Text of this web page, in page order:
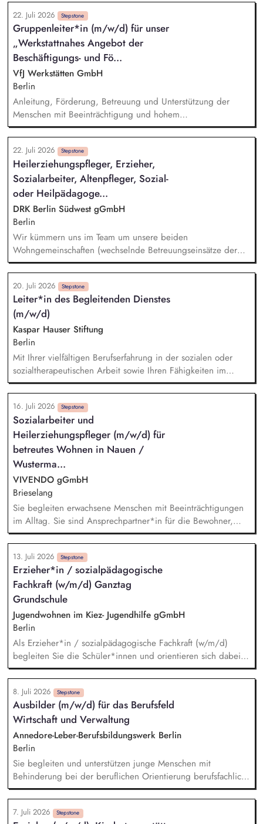
Unterstützten Beschäftigung nach § 55 SGB IX, Vermittlung
von Schlüsselqualifikationen und von berufsübergreifenden
Lerninhalten sowie die Weiterentwicklung der Persönlichkeit,
Bewerbungsmanagement, Akquise von Ausbildungs- bzw.
Arbeitsplätzen, administrative Tätigkeiten, Kontakt zu den
Auftraggebern
22. Juli 2026 Stepstone
Gruppenleiter*in (m/w/d) für unser
„Werkstattnahes Angebot der
Beschäftigungs- und Fö...
VfJ Werkstätten GmbH
Berlin
Anleitung, Förderung, Betreuung und Unterstützung der
Menschen mit Beeinträchtigung und hohem
Unterstützungsbedarf – in Gruppen und individuell
Dialogische Entwicklung individueller Förderpläne
Unterstützende Begleitung von individuellen
Entwicklungsschritten und Gruppenprozessen Pflegerische
Assistenz entsprechend des Bedarfs Dokumentation der
Betreuungstätigkeiten und der Entwicklung der
Teilnehmer*innen
22. Juli 2026 Stepstone
Heilerziehungspfleger, Erzieher,
Sozialarbeiter, Altenpfleger, Sozial-
oder Heilpädagoge...
DRK Berlin Südwest gGmbH
Berlin
Wir kümmern uns im Team um unsere beiden
Wohngemeinschaften (wechselnde Betreuungseinsätze der
Mitarbeitenden in den Gemeinschaften). Wir geben
Orientierung im Alltag und gestalten gemeinsam mit den
Bewohnerinnen und Bewohnern ein Umfeld, das Teilhabe und
Wohlbefinden fördert. Wir dokumentieren
Entwicklungsstände und sind im engen Austausch mit Team,
Angehörigen, Ärzten, Schulen und Behörden.
20. Juli 2026 Stepstone
Leiter*in des Begleitenden Dienstes
(m/w/d)
Kaspar Hauser Stiftung
Berlin
Mit Ihrer vielfältigen Berufserfahrung in der sozialen oder
sozialtherapeutischen Arbeit sowie Ihren Fähigkeiten im
Führen von Teams bis zu 10 Personen werden Sie die neue
Position der Leitung des Begleitenden Dienstes unserer
WfbM sowie dessen konzeptionelle Weiterentwicklung im
Sinne der inklusiven Organisationsentwicklung übernehmen.
Sie sind Teil des Leitungsteams unserer WfbM. Sie agieren
dabei einerseits kollegial und auf Augenhöhe mit den
Kolleg*innen Ihres Teams und nehmen andererseits die
Aufgaben einer mittleren Führungskraft wahr.
16. Juli 2026 Stepstone
Sozialarbeiter und
Heilerziehungspfleger (m/w/d) für
betreutes Wohnen in Nauen /
Wusterma...
VIVENDO gGmbH
Brieselang
Sie begleiten erwachsene Menschen mit Beeinträchtigungen
im Alltag. Sie sind Ansprechpartner*in für die Bewohner,
Angehörige und Kooperationspartner. Sie entwickeln
gemeinsam mit Klient*innen individuelle Ziele. Sie sorgen
für ein stabiles, wertschätzendes Wohnumfeld. Sie arbeiten
mit Behörden, Betreuer*innen und Fachdiensten zusammen.
Sie dokumentieren ihre Arbeit eigenständig und strukturiert.
13. Juli 2026 Stepstone
Erzieher*in / sozialpädagogische
Fachkraft (w/m/d) Ganztag
Grundschule
Jugendwohnen im Kiez- Jugendhilfe gGmbH
Berlin
Als Erzieher*in / sozialpädagogische Fachkraft (w/m/d)
begleiten Sie die Schüler*innen und orientieren sich dabei
an einem mit der Schule abgestimmten, integrierten
Betreuungskonzept. Sie betreuen die Hausaufgaben. Sie
fördern das soziale Lernen in Schulklassen und gestalten den
Gruppenalltag. Sie leiten Freizeitangebote und Projekte an.
Sie führen Eltern- und Familiengespräche und arbeiten
interdisziplinär mit allen Schulpädagog*innen und ggf.
anderen Fachdiensten zusammen.
8. Juli 2026 Stepstone
Ausbilder (m/w/d) für das Berufsfeld
Wirtschaft und Verwaltung
Annedore-Leber-Berufsbildungswerk Berlin
Berlin
Sie begleiten und unterstützen junge Menschen mit
Behinderung bei der beruflichen Orientierung berufsfachlich
und persönlich. Sie fördern die Entwicklung sozialer
Kompetenzen wie Teamfähigkeit, Kommunikationsverhalten
und Konfliktlösung als Grundlage für eine erfolgreiche
7. Juli 2026 Stepstone